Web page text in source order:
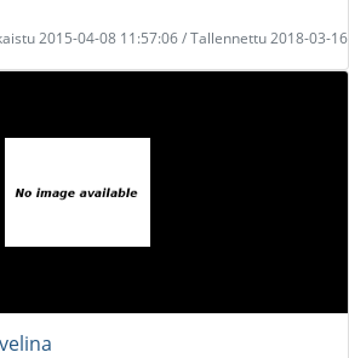
2015-04-08 11:57:06 / Tallennettu 2018-03-16